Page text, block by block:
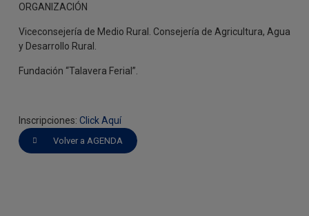
ORGANIZACIÓN
Viceconsejería de Medio Rural. Consejería de Agricultura, Agua
y Desarrollo Rural.
Fundación “Talavera Ferial”.
Inscripciones: Click Aquí
Volver a AGENDA